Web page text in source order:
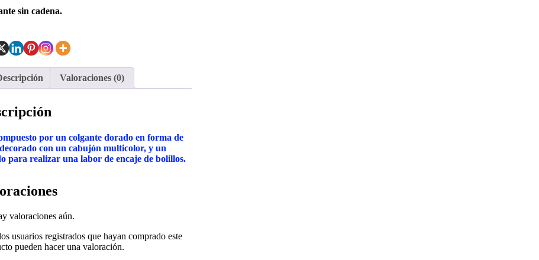
sin cadena.
Valoraciones (0)
por un colgante dorado en forma de
con un cabujón multicolor, y un
para realizar una labor de encaje de bolillos.
valoraciones aún.
usuarios registrados que hayan comprado este
pueden hacer una valoración.